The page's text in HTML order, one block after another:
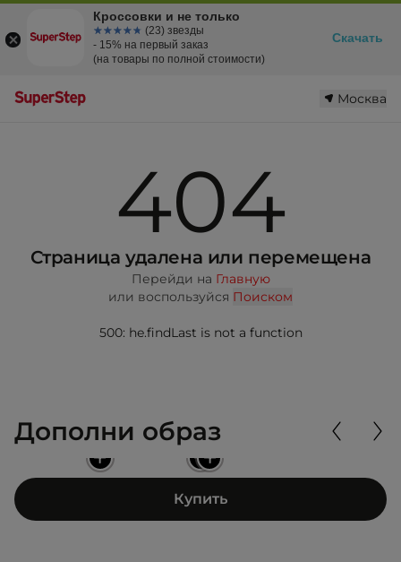
Москва
404
Страница удалена или перемещена
Перейди на Главную
или воспользуйся Поиском
500: he.findLast is not a function
Дополни образ
+
+ +
Купить
Кроссовки и не только
☆☆☆☆☆
★★★★★ (23) звезды
- 15% на первый заказ
(на товары по полной стоимости)
Скачать